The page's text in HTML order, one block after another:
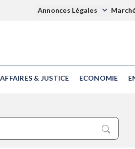
Annonces Légales
AFFAIRES & JUSTICE ECONOMIE